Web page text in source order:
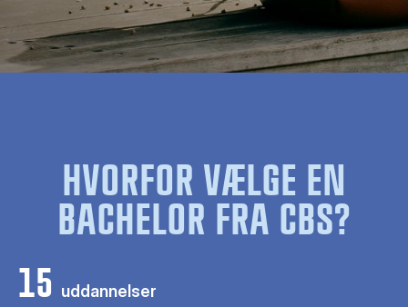
HVORFOR VÆLGE EN
BACHELOR FRA CBS?
15 uddannelser